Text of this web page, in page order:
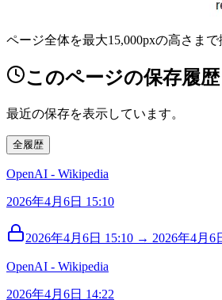
ページ全体を最大15,000pxの高さま
このページの保存履歴
最近の保存を表示しています。
全履歴
OpenAI - Wikipedia
2026年4月6日 15:10
2026年4月6日 15:10 → 2026年4月6
OpenAI - Wikipedia
2026年4月6日 14:22